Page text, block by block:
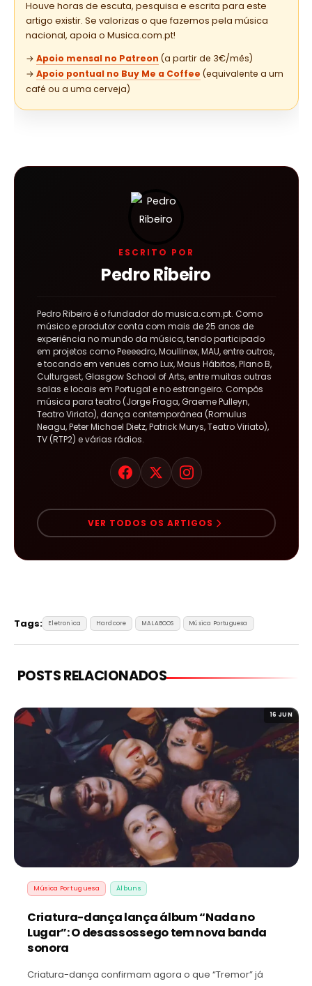
Houve horas de escuta, pesquisa e escrita para este
artigo existir. Se valorizas o que fazemos pela música
nacional, apoia o Musica.com.pt!
→ Apoio mensal no Patreon (a partir de 3€/mês)
→ Apoio pontual no Buy Me a Coffee (equivalente a um
café ou a uma cerveja)
ESCRITO POR
Pedro Ribeiro
Pedro Ribeiro é o fundador do musica.com.pt. Como
músico e produtor conta com mais de 25 anos de
experiência no mundo da música, tendo participado
em projetos como Peeeedro, Moullinex, MAU, entre outros,
e tocando em venues como Lux, Maus Hábitos, Plano B,
Culturgest, Glasgow School of Arts, entre muitas outras
salas e locais em Portugal e no estrangeiro. Compôs
música para teatro (Jorge Fraga, Graeme Pulleyn,
Teatro Viriato), dança contemporânea (Romulus
Neagu, Peter Michael Dietz, Patrick Murys, Teatro Viriato),
TV (RTP2) e várias rádios.
VER TODOS OS ARTIGOS
Tags: Eletronica Hardcore MALABOOS Música Portuguesa
POSTS RELACIONADOS
16 JUN
Música Portuguesa Álbuns
Criatura-dança lança álbum “Nada no
Lugar”: O desassossego tem nova banda
sonora
Criatura-dança confirmam agora o que “Tremor” já